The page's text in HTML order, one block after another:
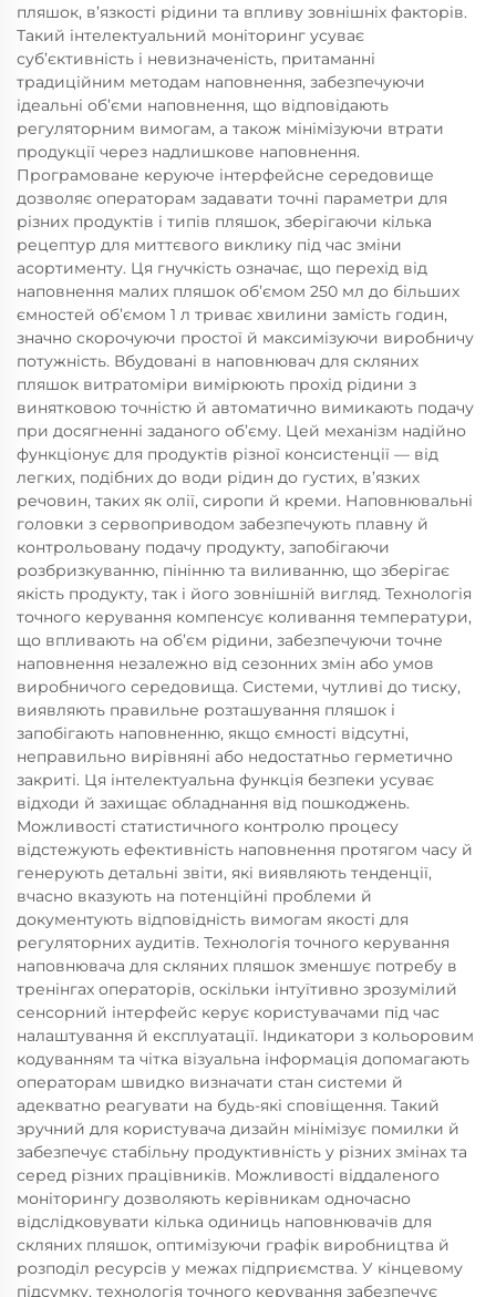
пляшок, в’язкості рідини та впливу зовнішніх факторів.
Такий інтелектуальний моніторинг усуває
суб’єктивність і невизначеність, притаманні
традиційним методам наповнення, забезпечуючи
ідеальні об’єми наповнення, що відповідають
регуляторним вимогам, а також мінімізуючи втрати
продукції через надлишкове наповнення.
Програмоване керуюче інтерфейсне середовище
дозволяє операторам задавати точні параметри для
різних продуктів і типів пляшок, зберігаючи кілька
рецептур для миттєвого виклику під час зміни
асортименту. Ця гнучкість означає, що перехід від
наповнення малих пляшок об’ємом 250 мл до більших
ємностей об’ємом 1 л триває хвилини замість годин,
значно скорочуючи простої й максимізуючи виробничу
потужність. Вбудовані в наповнювач для скляних
пляшок витратоміри вимірюють прохід рідини з
винятковою точністю й автоматично вимикають подачу
при досягненні заданого об’єму. Цей механізм надійно
функціонує для продуктів різної консистенції — від
легких, подібних до води рідин до густих, в’язких
речовин, таких як олії, сиропи й креми. Наповнювальні
головки з сервоприводом забезпечують плавну й
контрольовану подачу продукту, запобігаючи
розбризкуванню, пінінню та виливанню, що зберігає
якість продукту, так і його зовнішній вигляд. Технологія
точного керування компенсує коливання температури,
що впливають на об’єм рідини, забезпечуючи точне
наповнення незалежно від сезонних змін або умов
виробничого середовища. Системи, чутливі до тиску,
виявляють правильне розташування пляшок і
запобігають наповненню, якщо ємності відсутні,
неправильно вирівняні або недостатньо герметично
закриті. Ця інтелектуальна функція безпеки усуває
відходи й захищає обладнання від пошкоджень.
Можливості статистичного контролю процесу
відстежують ефективність наповнення протягом часу й
генерують детальні звіти, які виявляють тенденції,
вчасно вказують на потенційні проблеми й
документують відповідність вимогам якості для
регуляторних аудитів. Технологія точного керування
наповнювача для скляних пляшок зменшує потребу в
тренінгах операторів, оскільки інтуїтивно зрозумілий
сенсорний інтерфейс керує користувачами під час
налаштування й експлуатації. Індикатори з кольоровим
кодуванням та чітка візуальна інформація допомагають
операторам швидко визначати стан системи й
адекватно реагувати на будь-які сповіщення. Такий
зручний для користувача дизайн мінімізує помилки й
забезпечує стабільну продуктивність у різних змінах та
серед різних працівників. Можливості віддаленого
моніторингу дозволяють керівникам одночасно
відслідковувати кілька одиниць наповнювачів для
скляних пляшок, оптимізуючи графік виробництва й
розподіл ресурсів у межах підприємства. У кінцевому
підсумку, технологія точного керування забезпечує